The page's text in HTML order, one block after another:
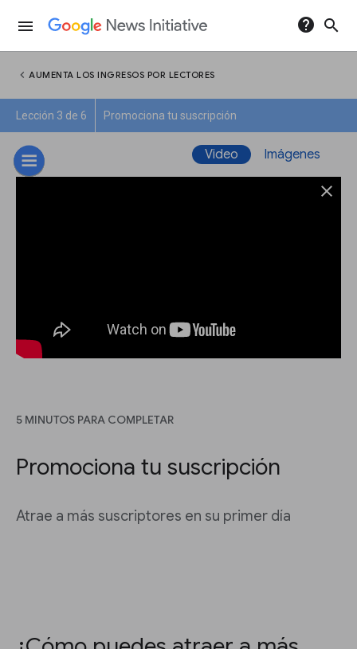
menu help search
chevron_left AUMENTA LOS INGRESOS POR LECTORES
Lección 3 de 6 Promociona tu suscripción
Video Imágenes
close
5 MINUTOS PARA COMPLETAR
Promociona tu suscripción
Atrae a más suscriptores en su primer día